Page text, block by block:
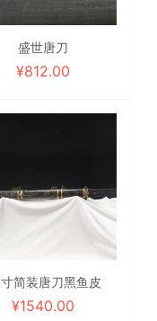
盛世唐刀
¥812.00
简装唐刀黑鱼皮
¥1540.00